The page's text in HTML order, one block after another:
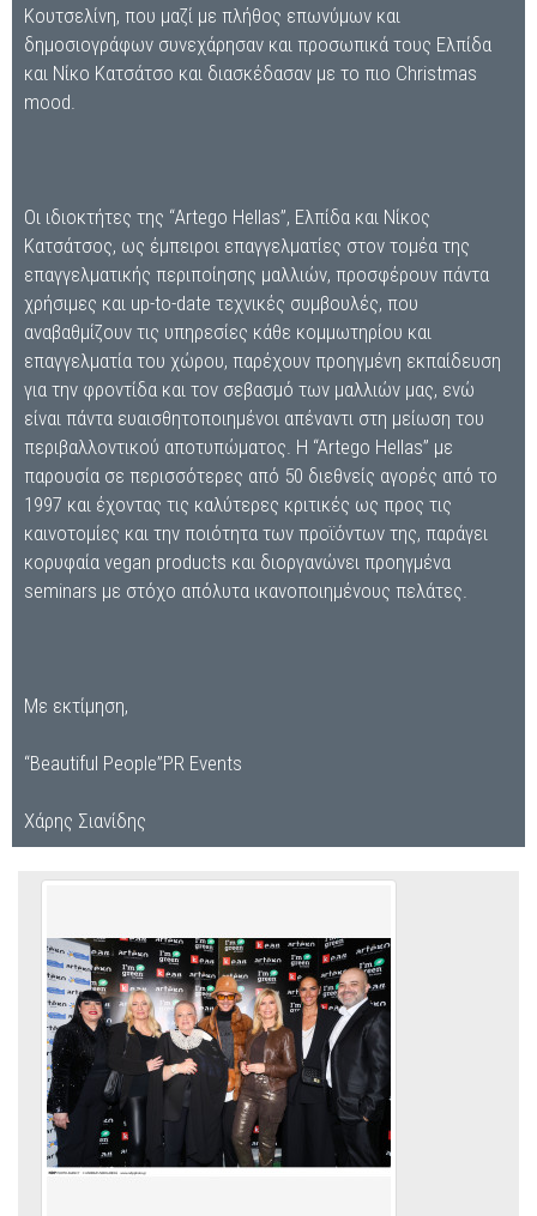
Κουτσελίνη, που μαζί με πλήθος επωνύμων και
δημοσιογράφων συνεχάρησαν και προσωπικά τους Ελπίδα
και Νίκο Κατσάτσο και διασκέδασαν με το πιο Christmas
mood.
Οι ιδιοκτήτες της “Artego Hellas”, Ελπίδα και Νίκος
Κατσάτσος, ως έμπειροι επαγγελματίες στον τομέα της
επαγγελματικής περιποίησης μαλλιών, προσφέρουν πάντα
χρήσιμες και up-to-date τεχνικές συμβουλές, που
αναβαθμίζουν τις υπηρεσίες κάθε κομμωτηρίου και
επαγγελματία του χώρου, παρέχουν προηγμένη εκπαίδευση
για την φροντίδα και τον σεβασμό των μαλλιών μας, ενώ
είναι πάντα ευαισθητοποιημένοι απέναντι στη μείωση του
περιβαλλοντικού αποτυπώματος. H “Artego Hellas” με
παρουσία σε περισσότερες από 50 διεθνείς αγορές από το
1997 και έχοντας τις καλύτερες κριτικές ως προς τις
καινοτομίες και την ποιότητα των προϊόντων της, παράγει
κορυφαία vegan products και διοργανώνει προηγμένα
seminars με στόχο απόλυτα ικανοποιημένους πελάτες.
Με εκτίμηση,
“Beautiful People”PR Events
Χάρης Σιανίδης